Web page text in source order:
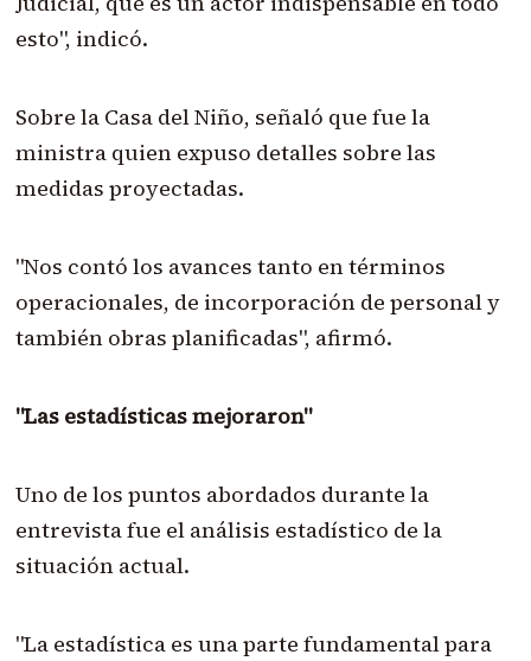
esto", indicó.
Sobre la Casa del Niño, señaló que fue la
ministra quien expuso detalles sobre las
medidas proyectadas.
"Nos contó los avances tanto en términos
operacionales, de incorporación de personal y
también obras planificadas", afirmó.
"Las estadísticas mejoraron"
Uno de los puntos abordados durante la
entrevista fue el análisis estadístico de la
situación actual.
"La estadística es una parte fundamental para